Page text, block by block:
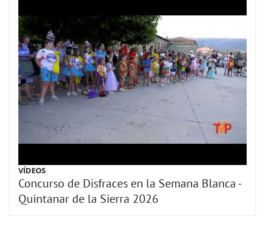
VÍDEOS
Concurso de Disfraces en la Semana Blanca -
Quintanar de la Sierra 2026